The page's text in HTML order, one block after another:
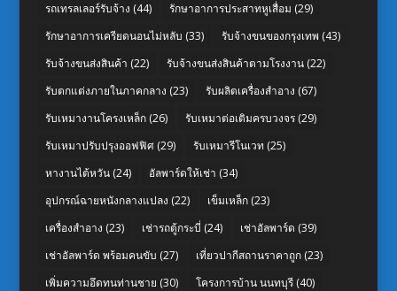
รถเทรลเลอร์รับจ้าง (44) รักษาอาการประสาทหูเสื่อม (29)
รักษาอาการเครียดนอนไม่หลับ (33) รับจ้างขนของกรุงเทพ (43)
รับจ้างขนส่งสินค้า (22) รับจ้างขนส่งสินค้าตามโรงงาน(22)
รับตกแต่งภายในภาคกลาง (23) รับผลิตเครื่องสำอาง (67)
รับเหมางานโครงเหล็ก(26) รับเหมาต่อเติมครบวงจร(29)
รับเหมาปรับปรุงออฟฟิศ(29) รับเหมารีโนเวท (25)
หางานไต้หวัน(24) อัลพาร์ดให้เช่า (34)
อุปกรณ์ฉายหนังกลางแปลง (22) เข็มเหล็ก(23)
เครื่องสำอาง (23) เช่ารถตู้กระบี่ (24) เช่าอัลพาร์ด (39)
เช่าอัลพาร์ด พร้อมคนขับ (27) เที่ยวปากีสถานราคาถูก(23)
เพิ่มความอึดทนท่านชาย (30) โครงการบ้าน นนทบุรี(40)